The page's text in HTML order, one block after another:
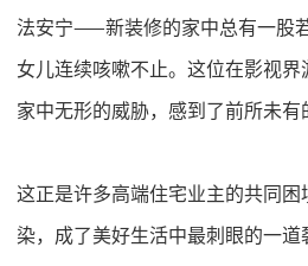
法安宁——新装修的家中总有一股
女儿连续咳嗽不止。这位在影视
家中无形的威胁，感到了前所未有
这正是许多高端住宅业主的共同
染，成了美好生活中最刺眼的一道